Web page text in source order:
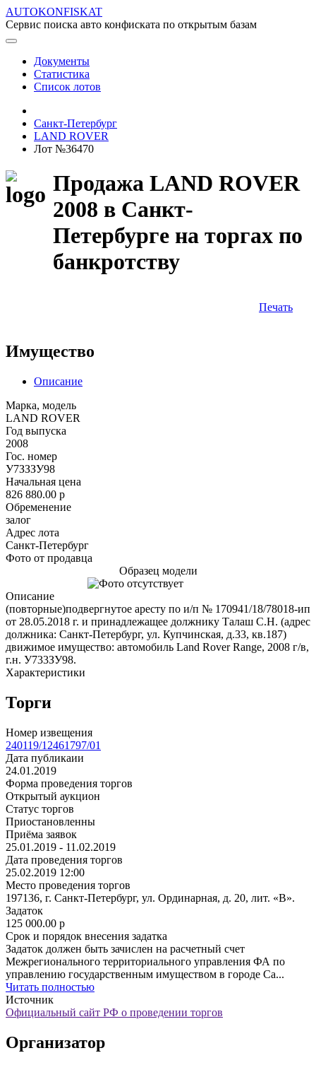
AUTOKONFISKAT
Сервис поиска авто конфиската по открытым базам
Документы
Статистика
Список лотов
Санкт-Петербург
LAND ROVER
Лот №36470
Продажа LAND ROVER
2008 в Санкт-
Петербурге на торгах по
банкротству
Печать
Имущество
Описание
Марка, модель
LAND ROVER
Год выпуска
2008
Гос. номер
У7ЗЗЗУ98
Начальная цена
826 880.00 p
Обременение
залог
Адрес лота
Санкт-Петербург
Фото от продавца
Образец модели
Описание
(повторные)подвергнутое аресту по и/п № 170941/18/78018-ип
от 28.05.2018 г. и принадлежащее должнику Талаш С.Н. (адрес
должника: Санкт-Петербург, ул. Купчинская, д.33, кв.187)
движимое имущество: автомобиль Land Rover Range, 2008 г/в,
г.н. У733ЗУ98.
Характеристики
Торги
Номер извещения
240119/12461797/01
Дата публикаии
24.01.2019
Форма проведения торгов
Открытый аукцион
Статус торгов
Приостановленны
Приёма заявок
25.01.2019 - 11.02.2019
Дата проведения торгов
25.02.2019 12:00
Место проведения торгов
197136, г. Санкт-Петербург, ул. Ординарная, д. 20, лит. «В».
Задаток
125 000.00 p
Срок и порядок внесения задатка
Задаток должен быть зачислен на расчетный счет
Межрегионального территориального управления ФА по
управлению государственным имуществом в городе Са...
Читать полностью
Источник
Официальный сайт РФ о проведении торгов
Организатор